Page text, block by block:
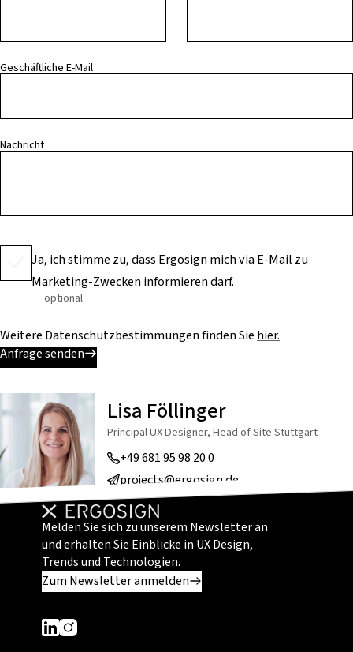
Geschäftliche E-Mail
Nachricht
Ja, ich stimme zu, dass Ergosign mich via E-Mail zu
Marketing-Zwecken informieren darf.
optional
Weitere Datenschutzbestimmungen finden Sie hier.
Anfrage senden
Lisa Föllinger
Principal UX Designer, Head of Site Stuttgart
+49 681 95 98 20 0
projects@ergosign.de
Melden Sie sich zu unserem Newsletter an
und erhalten Sie Einblicke in UX Design,
Trends und Technologien.
Zum Newsletter anmelden
Dieser Link führt zu einer externen Seite
Dieser Link führt zu einer externen Seite